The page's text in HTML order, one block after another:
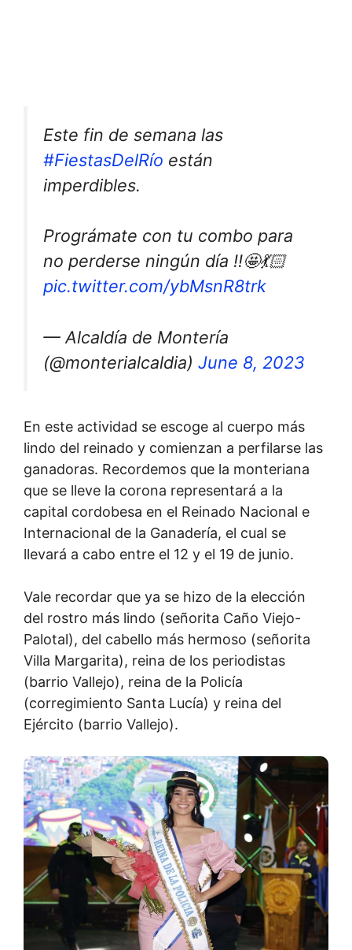
Este fin de semana las
#FiestasDelRío están
imperdibles.
Prográmate con tu combo para
no perderse ningún día ‼️🤩💃🏻
pic.twitter.com/ybMsnR8trk
— Alcaldía de Montería
(@monterialcaldia) June 8, 2023
En este actividad se escoge al cuerpo más
lindo del reinado y comienzan a perfilarse las
ganadoras. Recordemos que la monteriana
que se lleve la corona representará a la
capital cordobesa en el Reinado Nacional e
Internacional de la Ganadería, el cual se
llevará a cabo entre el 12 y el 19 de junio.
Vale recordar que ya se hizo de la elección
del rostro más lindo (señorita Caño Viejo-
Palotal), del cabello más hermoso (señorita
Villa Margarita), reina de los periodistas
(barrio Vallejo), reina de la Policía
(corregimiento Santa Lucía) y reina del
Ejército (barrio Vallejo).